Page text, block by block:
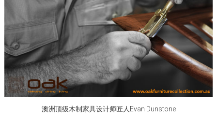
澳洲顶级木制家具设计师匠人Evan Dunstone